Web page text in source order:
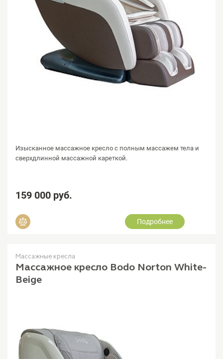
Изысканное массажное кресло с полным массажем тела и
сверхдлинной массажной кареткой.
159 000 руб.
Подробнее
Массажные кресла
Массажное кресло Bodo Norton White-
Beige